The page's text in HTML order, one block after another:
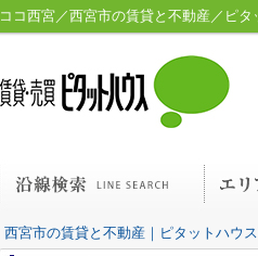
ココ西宮／西宮市の賃貸と不動産／ピ
西宮市の賃貸と不動産｜ピタットハウ